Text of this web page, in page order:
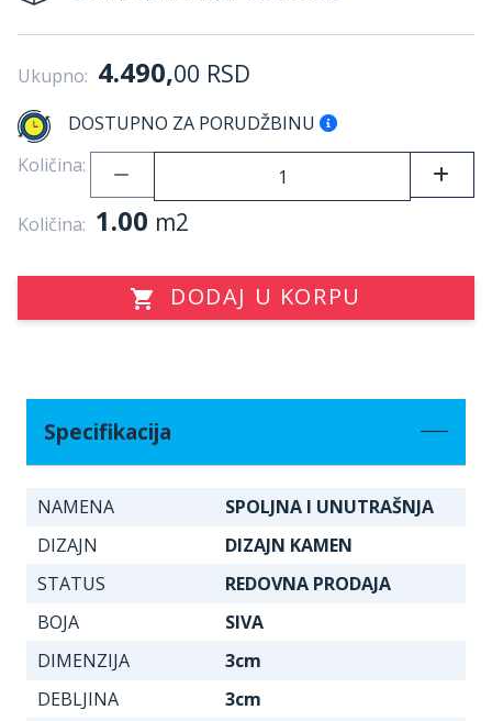
Ukupno: 4.490,00 RSD
DOSTUPNO ZA PORUDŽBINU
Količina:
Količina: 1.00 m2
DODAJ U KORPU
Specifikacija
NAMENA
SPOLJNA I UNUTRAŠNJA
DIZAJN
DIZAJN KAMEN
STATUS
REDOVNA PRODAJA
BOJA
SIVA
DIMENZIJA
3cm
DEBLJINA
3cm